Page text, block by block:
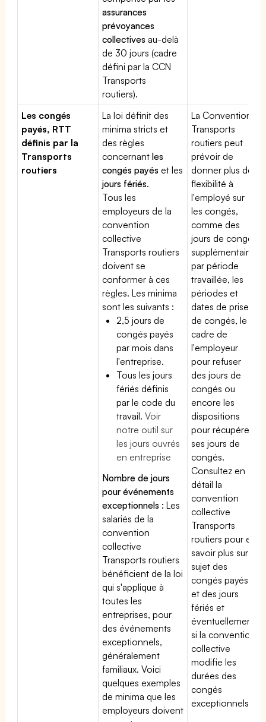
assurances
prévoyances
collectives au-delà
de 30 jours (cadre
défini par la CCN
Transports
routiers).
Les congés
payés, RTT
définis par la
Transports
routiers
La loi définit des
minima stricts et
des règles
concernantles
congés payés et les
jours fériés.
Tous les
employeurs de la
convention
collective
Transports routiers
doivent se
conformer à ces
règles. Les minima
sont les suivants :
2,5 jours de
congés payés
par mois dans
l'entreprise.
Tous les jours
fériés définis
par le code du
travail.Voir
notre outil sur
les jours ouvrés
en entreprise
Nombre de jours
pour événements
exceptionnels : Les
salariés de la
convention
collective
Transports routiers
bénéficient de la loi
qui s'applique à
toutes les
entreprises, pour
des événements
exceptionnels,
généralement
familiaux. Voici
quelques exemples
de minima que les
employeurs doivent
La Convention
Transports
routiers peut
prévoir de
donner plus de
flexibilité à
l'employé sur
les congés,
comme des
jours de congé
supplémentaires
par période
travaillée, les
périodes et
dates de prise
de congés, le
cadre de
l'employeur
pour refuser
des jours de
congés ou
encore les
dispositions
pour récupérer
ses jours de
congés.
Consultez en
détail la
convention
collective
Transports
routiers pour en
savoir plus sur le
sujet des
congés payés
et des jours
fériés et
éventuellement
si la convention
collective
modifie les
durées des
congés
exceptionnels.